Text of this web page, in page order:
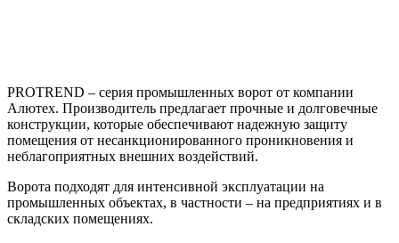
PROTREND – серия промышленных ворот от компании
Алютех. Производитель предлагает прочные и долговечные
конструкции, которые обеспечивают надежную защиту
помещения от несанкционированного проникновения и
неблагоприятных внешних воздействий.
Ворота подходят для интенсивной эксплуатации на
промышленных объектах, в частности – на предприятиях и в
складских помещениях.